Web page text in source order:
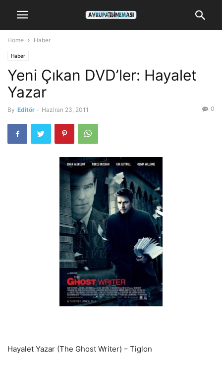
Home Haber
Haber
Yeni Çıkan DVD’ler: Hayalet
Yazar
By Editör - Haziran 23, 2011 0
Hayalet Yazar (The Ghost Writer) – Tiglon